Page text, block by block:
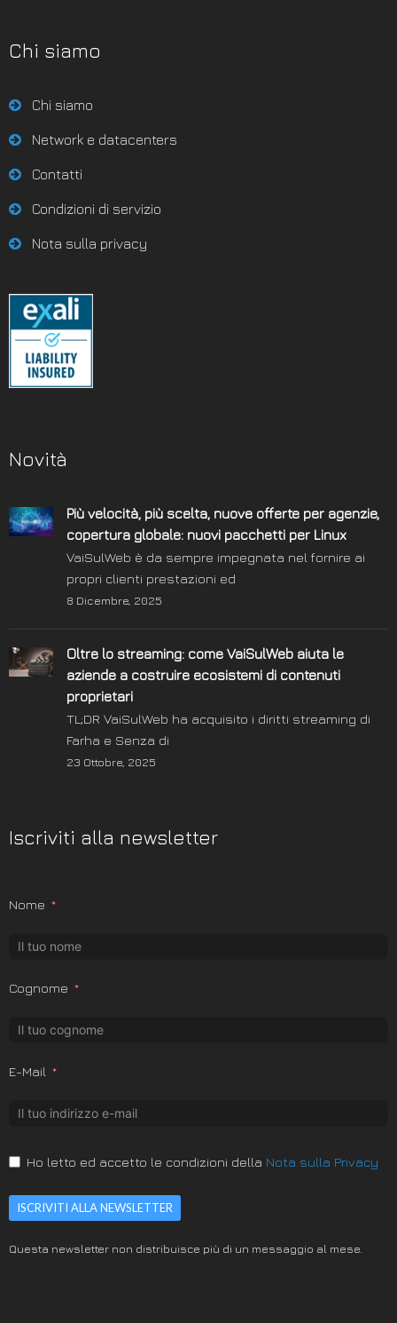
Chi siamo
Chi siamo
Network e datacenters
Contatti
Condizioni di servizio
Nota sulla privacy
Novità
Più velocità, più scelta, nuove offerte per agenzie,
copertura globale: nuovi pacchetti per Linux
VaiSulWeb è da sempre impegnata nel fornire ai
propri clienti prestazioni ed
8 Dicembre, 2025
Oltre lo streaming: come VaiSulWeb aiuta le
aziende a costruire ecosistemi di contenuti
proprietari
TL;DR VaiSulWeb ha acquisito i diritti streaming di
Farha e Senza di
23 Ottobre, 2025
Iscriviti alla newsletter
Nome
Cognome
E-Mail
Ho letto ed accetto le condizioni della Nota sulla Privacy
ISCRIVITI ALLA NEWSLETTER
Questa newsletter non distribuisce più di un messaggio al mese.